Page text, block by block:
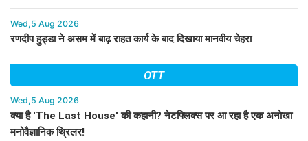
Wed,5 Aug 2026
रणदीप हुड्डा ने असम में बाढ़ राहत कार्य के बाद दिखाया मानवीय चेहरा
OTT
Wed,5 Aug 2026
क्या है 'The Last House' की कहानी? नेटफ्लिक्स पर आ रहा है एक अनोखा
मनोवैज्ञानिक थ्रिलर!